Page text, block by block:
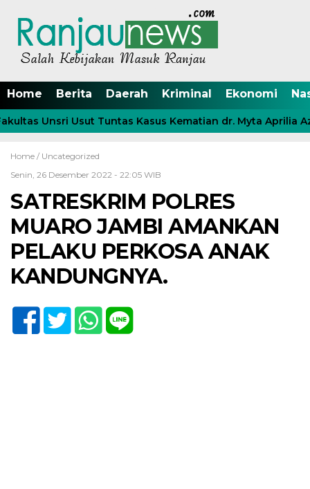
Home Berita Daerah Kriminal Ekonomi
Unsri Usut Tuntas Kasus Kematian dr. Myta Aprilia
Home / Uncategorized
Senin, 26 Desember 2022 - 22:05 WIB
SATRESKRIM POLRES
MUARO JAMBI AMANKAN
PELAKU PERKOSA ANAK
KANDUNGNYA.